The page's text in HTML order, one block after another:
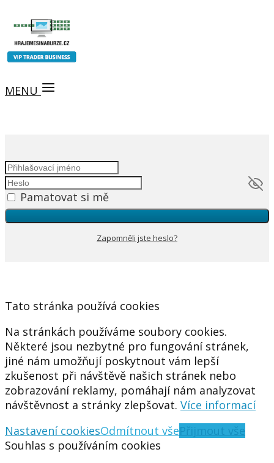
MENU
Pamatovat si mě
Zapomněli jste heslo?
Tato stránka používá cookies
Na stránkách používáme soubory cookies.
Některé jsou nezbytné pro fungování stránek,
jiné nám umožňují poskytnout vám lepší
zkušenost při návštěvě našich stránek nebo
zobrazování reklamy, pomáhají nám analyzovat
návštěvnost a stránky zlepšovat. Více informací
Nastavení cookiesOdmítnout všePřijmout vše
Souhlas s používáním cookies